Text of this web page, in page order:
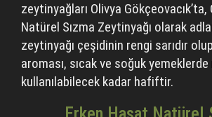
zeytinyağları Olivya
Natürel Sızma Zeytinyağı olarak
zeytinyağı çeşidinin rengi sarıdır
aroması, sıcak ve soğuk yemeklerde
kullanılabilecek kadar hafiftir.